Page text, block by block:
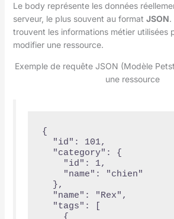
Le body représente les données
serveur, le plus souvent au format JSON.
trouvent les informations métier utilisées
modifier une ressource.
Exemple de requête JSON (Modèle
une ressource
{